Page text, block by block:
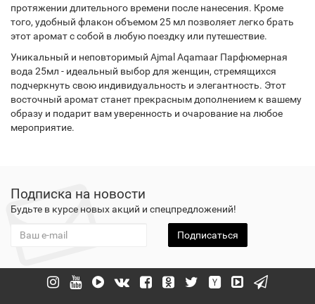
протяжении длительного времени после нанесения. Кроме
того, удобный флакон объемом 25 мл позволяет легко брать
этот аромат с собой в любую поездку или путешествие.
Уникальный и неповторимый Ajmal Aqamaar Парфюмерная
вода 25мл - идеальный выбор для женщин, стремящихся
подчеркнуть свою индивидуальность и элегантность. Этот
восточный аромат станет прекрасным дополнением к вашему
образу и подарит вам уверенность и очарование на любое
мероприятие.
Подписка на новости
Будьте в курсе новых акций и спецпредложений!
Подписаться